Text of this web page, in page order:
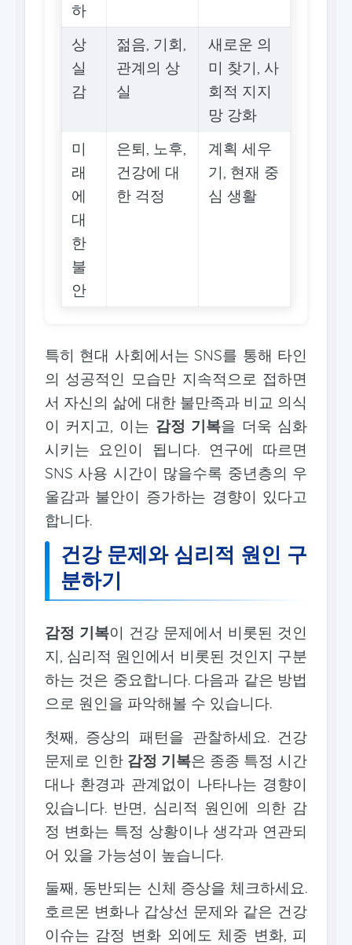
하
상
실
감
젊음, 기회,
관계의 상
실
새로운 의
미 찾기, 사
회적 지지
망 강화
미
래
에
대
한
불
안
은퇴, 노후,
건강에 대
한 걱정
계획 세우
기, 현재 중
심 생활
특히 현대 사회에서는 SNS를 통해 타인
의 성공적인 모습만 지속적으로 접하면
서 자신의 삶에 대한 불만족과 비교 의식
이 커지고, 이는 감정 기복을 더욱 심화
시키는 요인이 됩니다. 연구에 따르면
SNS 사용 시간이 많을수록 중년층의 우
울감과 불안이 증가하는 경향이 있다고
합니다.
건강 문제와 심리적 원인 구
분하기
감정 기복이 건강 문제에서 비롯된 것인
지, 심리적 원인에서 비롯된 것인지 구분
하는 것은 중요합니다. 다음과 같은 방법
으로 원인을 파악해볼 수 있습니다.
첫째, 증상의 패턴을 관찰하세요. 건강
문제로 인한 감정 기복은 종종 특정 시간
대나 환경과 관계없이 나타나는 경향이
있습니다. 반면, 심리적 원인에 의한 감
정 변화는 특정 상황이나 생각과 연관되
어 있을 가능성이 높습니다.
둘째, 동반되는 신체 증상을 체크하세요.
호르몬 변화나 갑상선 문제와 같은 건강
이슈는 감정 변화 외에도 체중 변화, 피